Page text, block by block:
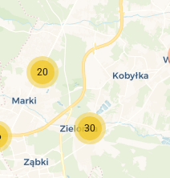
30
20